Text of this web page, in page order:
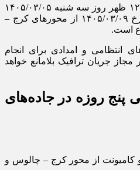
– تردد موتورسیکلت از ساعت ۱۲ ظهر روز سه شنبه ۱۴۰۵/۰۳/۰۵
تا ساعت ۶ صبح روز شنبه مورخ ۱۴۰۵/۰۳/۰۹ از محور‌های کرج –
است.
انتظامی و امدادی برای انجام
جریان ترافیک بلامانع خواهد
پنج روزه در جاده‌های
و کامیونت از محور کرج – چالوس و